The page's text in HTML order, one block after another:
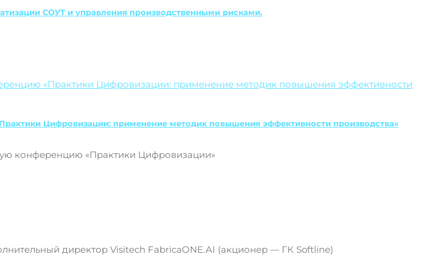
СОУТ и управления производственными рисками.
Цифровизации: применение методик повышения эффективности производства»
конференцию «Практики Цифровизации»
директор Visitech FabricaONE.AI (акционер — ГК Softline)